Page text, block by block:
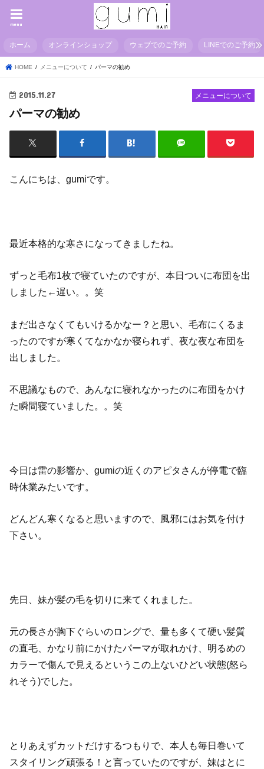
menu
ホーム オンラインショップ ウェブでのご予約 LINEでのご予約
HOME メニューについて パーマの勧め
メニューについて
2015.11.27
パーマの勧め
こんにちは、gumiです。
最近本格的な寒さになってきましたね。
ずっと毛布1枚で寝ていたのですが、本日ついに布団を出
しました←遅い。。笑
まだ出さなくてもいけるかなー？と思い、毛布にくるま
ったのですが寒くてなかなか寝られず、夜な夜な布団を
出しました。
不思議なもので、あんなに寝れなかったのに布団をかけ
た瞬間寝ていました。。笑
今日は雷の影響か、gumiの近くのアピタさんが停電で臨
時休業みたいです。
どんどん寒くなると思いますので、風邪にはお気を付け
下さい。
先日、妹が髪の毛を切りに来てくれました。
元の長さが胸下ぐらいのロングで、量も多くて硬い髪質
の直毛、かなり前にかけたパーマが取れかけ、明るめの
カラーで傷んで見えるというこの上ないひどい状態(怒ら
れそう)でした。
とりあえずカットだけするつもりで、本人も毎日巻いて
スタイリング頑張る！と言っていたのですが、妹はとに